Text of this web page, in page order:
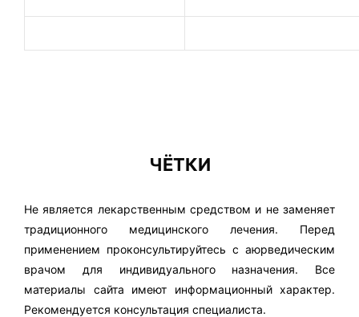
ЧЁТКИ
Не является лекарственным средством и не заменяет
традиционного медицинского лечения. Перед
применением проконсультируйтесь с аюрведическим
врачом для индивидуального назначения. Все
материалы сайта имеют информационный характер.
Рекомендуется консультация специалиста.